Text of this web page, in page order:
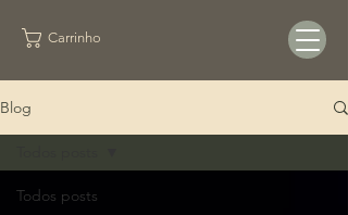
Carrinho
Blog
Todos posts